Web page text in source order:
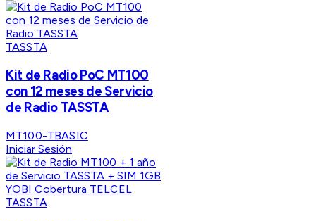
TASSTA
Kit de Radio PoC MT100
con 12 meses de Servicio
de Radio TASSTA
MT100-TBASIC
Iniciar Sesión
TASSTA